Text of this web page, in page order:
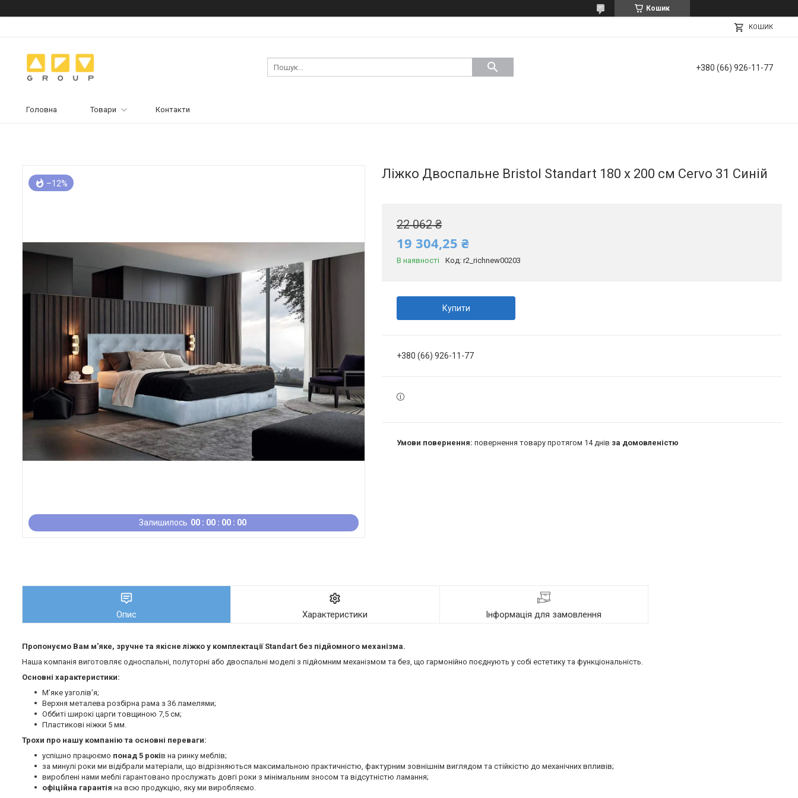
Кошик
КОШИК
+380 (66) 926-11-77
Головна Товари Контакти
Залишилось 00 00 00 00
–12%
Ліжко Двоспальне Bristol Standart 180 х 200 см Cervo 31 Синій
22 062 ₴
19 304,25 ₴
В наявності Код: r2_richnew00203
Купити
+380 (66) 926-11-77
повернення товару протягом 14 днів за домовленістю
Опис Характеристики Інформація для замовлення
Пропонуємо Вам м'яке, зручне та якiсне ліжко у комплектації Standart без підйомного механізма.
Наша компанія виготовляє односпальні, полуторні або двоспальні моделі з підйомним механізмом та без, що гармонійно поєднують у собі естетику та функціональність.
Основні характеристики:
М’яке узголів’я;
Верхня металева розбірна рама з 36 ламелями;
Оббиті широкі царги товщиною 7,5 см;
Пластикові ніжки 5 мм.
Трохи про нашу компанію та основні переваги:
успішно працюємо понад 5 років на ринку меблів;
за минулі роки ми відібрали матеріали, що відрізняються максимальною практичністю, фактурним зовнішнім виглядом та стійкістю до механічних впливів;
вироблені нами меблі гарантовано прослужать довгі роки з мінімальним зносом та відсутністю ламання;
офіційна гарантія на всю продукцію, яку ми виробляємо.